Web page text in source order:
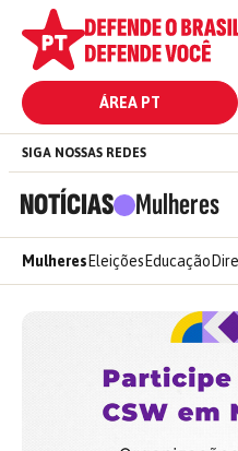
ÁREA PT
NOTÍCIAS Mulheres
SIGA NOSSAS REDES
Mulheres Eleições Educação